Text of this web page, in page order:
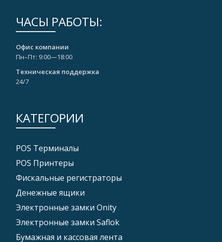
ЧАСЫ РАБОТЫ:
Офис компании
Пн–Пт: 9:00—18:00
Техническая поддержка
24/7
КАТЕГОРИИ
POS Tерминалы
POS Принтеры
Фискальные регистраторы
Денежные ящики
Электронные замки Onity
Электронные замки Saflok
Бумажная и кассовая лента